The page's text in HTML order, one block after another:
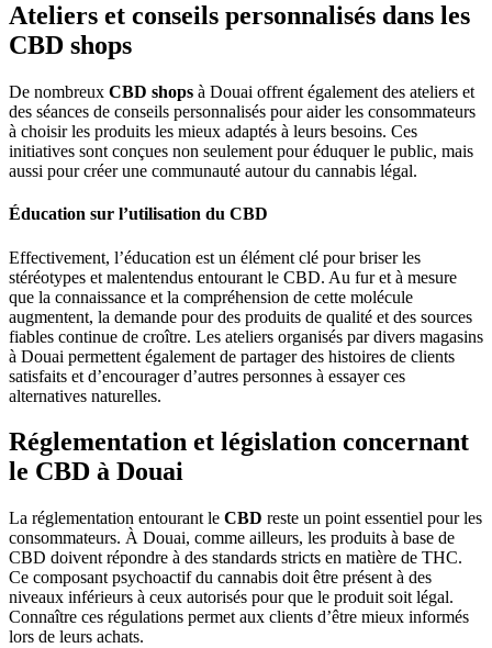
Ateliers et conseils personnalisés dans les
CBD shops
De nombreux CBD shops à Douai offrent également des ateliers et
des séances de conseils personnalisés pour aider les consommateurs
à choisir les produits les mieux adaptés à leurs besoins. Ces
initiatives sont conçues non seulement pour éduquer le public, mais
aussi pour créer une communauté autour du cannabis légal.
Éducation sur l’utilisation du CBD
Effectivement, l’éducation est un élément clé pour briser les
stéréotypes et malentendus entourant le CBD. Au fur et à mesure
que la connaissance et la compréhension de cette molécule
augmentent, la demande pour des produits de qualité et des sources
fiables continue de croître. Les ateliers organisés par divers magasins
à Douai permettent également de partager des histoires de clients
satisfaits et d’encourager d’autres personnes à essayer ces
alternatives naturelles.
Réglementation et législation concernant
le CBD à Douai
La réglementation entourant le CBD reste un point essentiel pour les
consommateurs. À Douai, comme ailleurs, les produits à base de
CBD doivent répondre à des standards stricts en matière de THC.
Ce composant psychoactif du cannabis doit être présent à des
niveaux inférieurs à ceux autorisés pour que le produit soit légal.
Connaître ces régulations permet aux clients d’être mieux informés
lors de leurs achats.